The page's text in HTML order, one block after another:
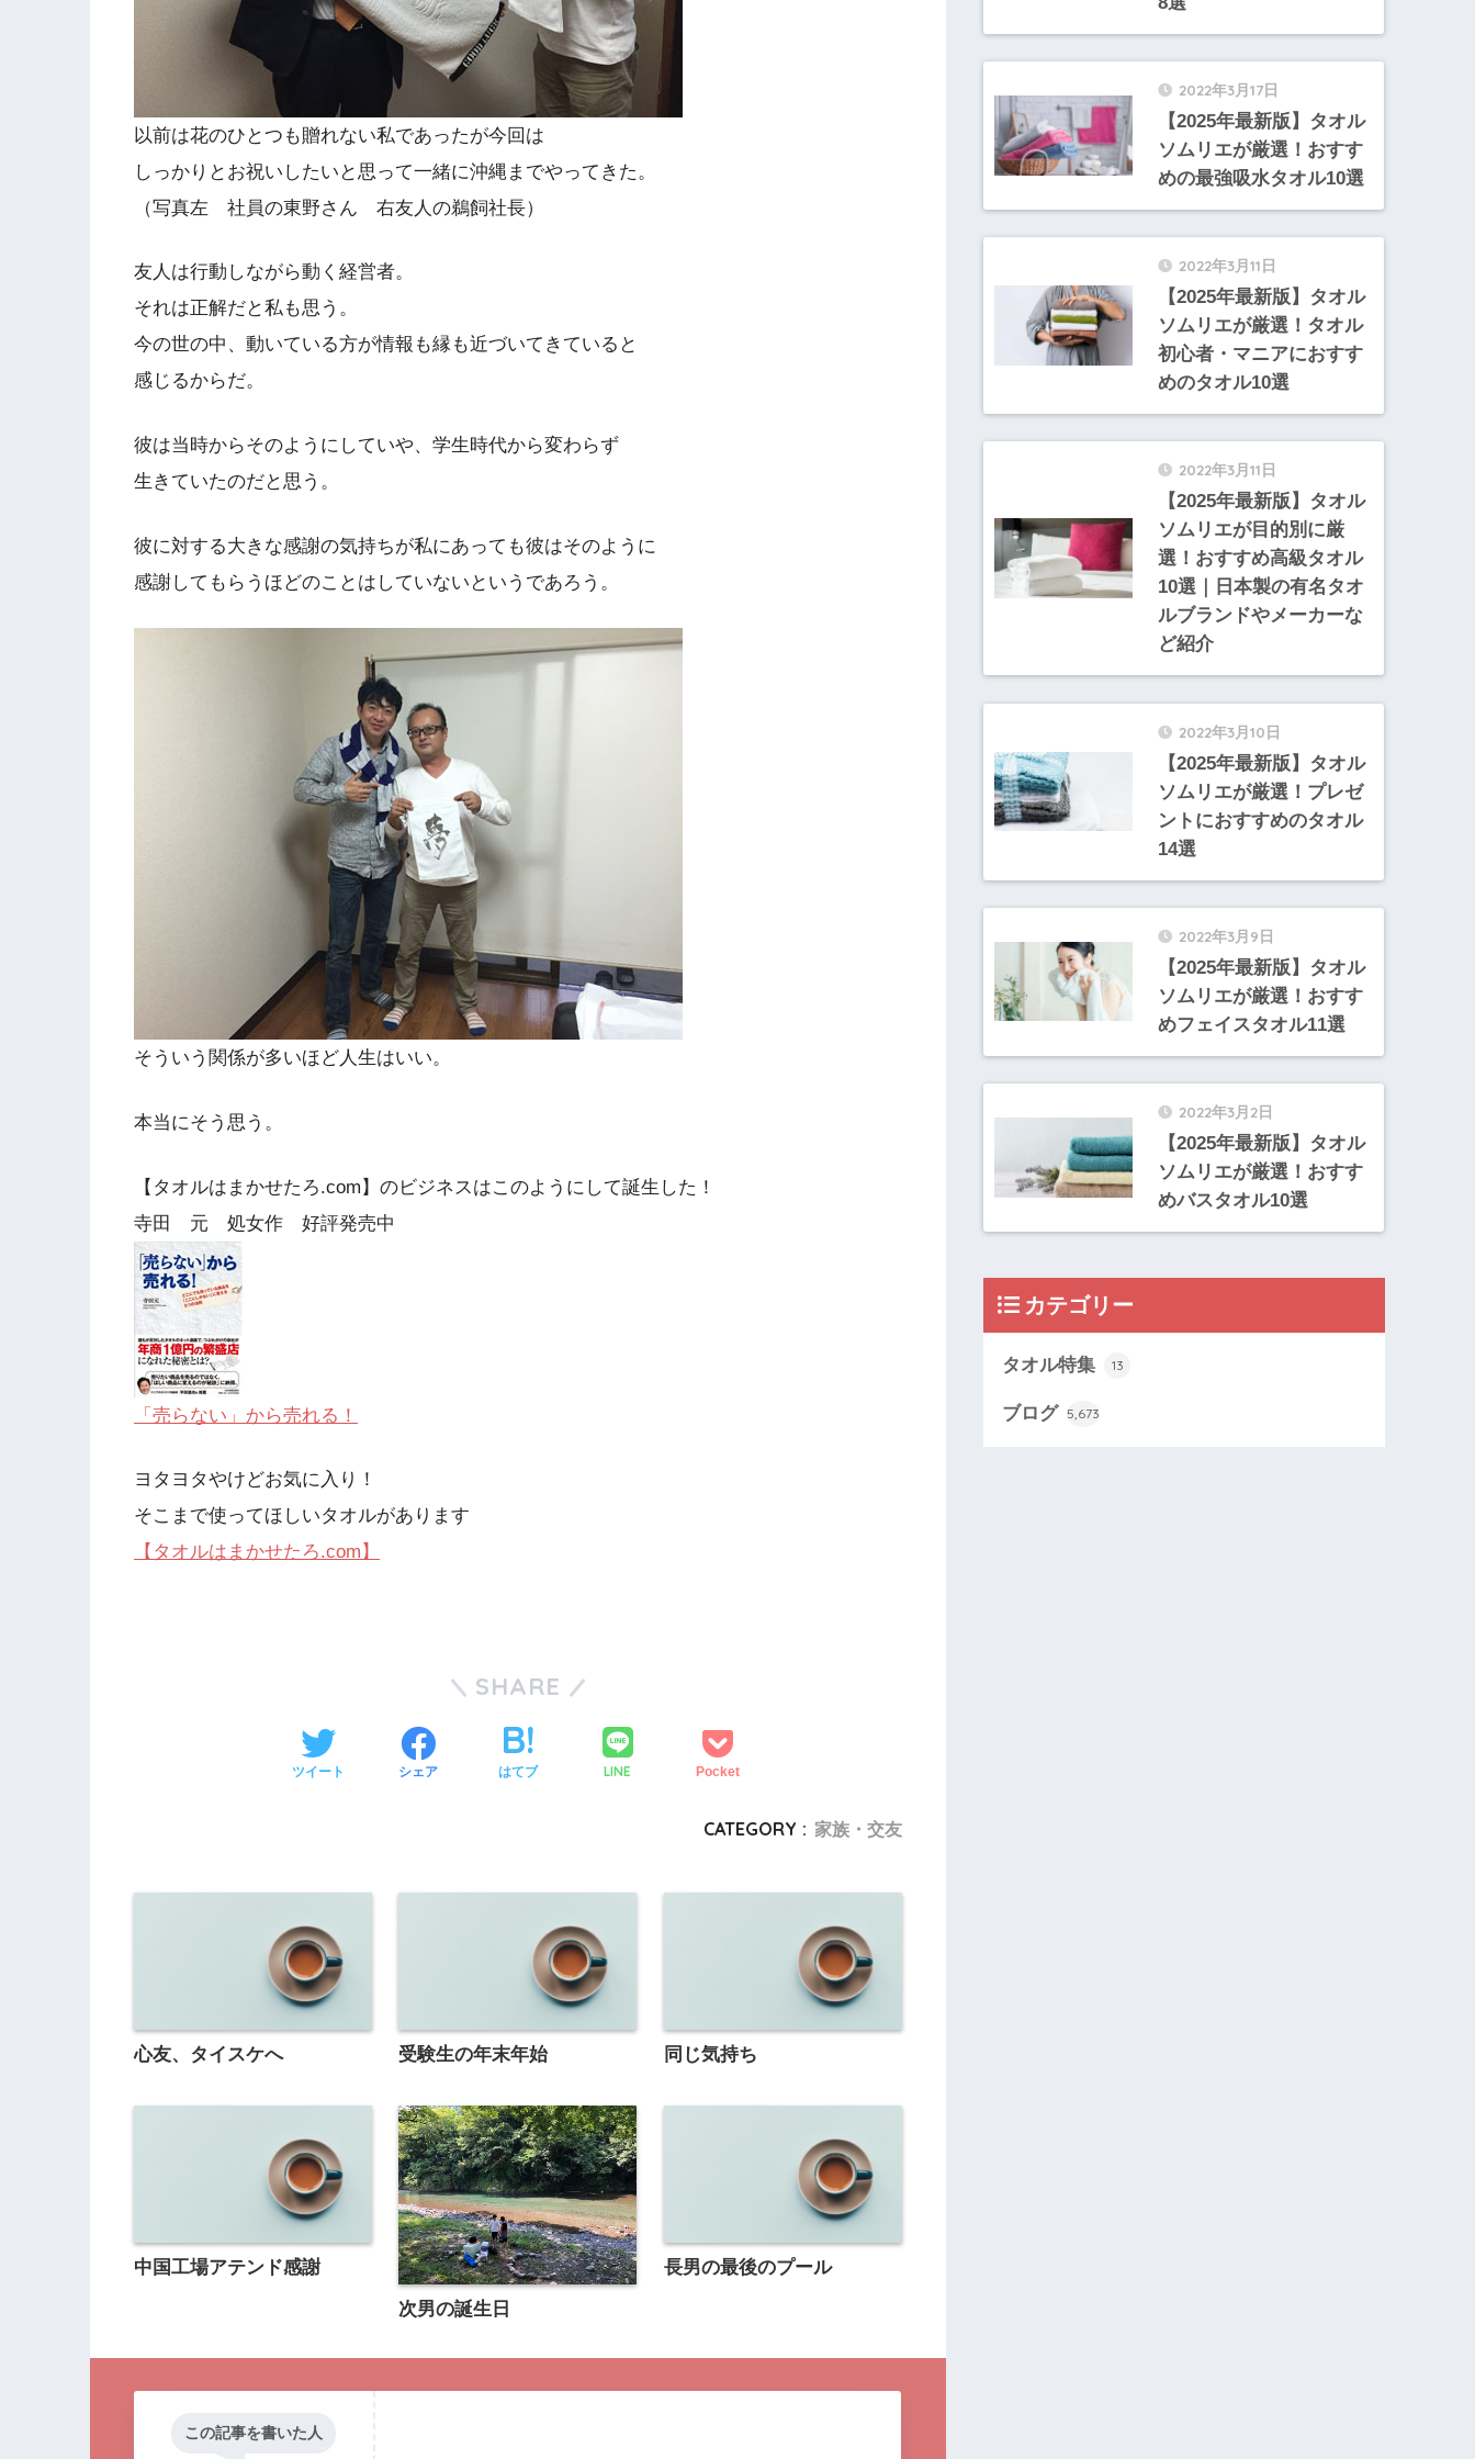
以前は花のひとつも贈れない私であったが今回は
しっかりとお祝いしたいと思って一緒に沖縄までやってきた。
（写真左 社員の東野さん 右友人の鵜飼社長）
友人は行動しながら動く経営者。
それは正解だと私も思う。
今の世の中、動いている方が情報も縁も近づいてきていると
感じるからだ。
彼は当時からそのようにしていや、学生時代から変わらず
生きていたのだと思う。
彼に対する大きな感謝の気持ちが私にあっても彼はそのように
感謝してもらうほどのことはしていないというであろう。
そういう関係が多いほど人生はいい。
本当にそう思う。
【タオルはまかせたろ.com】のビジネスはこのようにして誕生した！
寺田 元 処女作 好評発売中
「売らない」から売れる！
ヨタヨタやけどお気に入り！
そこまで使ってほしいタオルがあります
【タオルはまかせたろ.com】
SHARE
ツイート シェア はてブ LINE Pocket
CATEGORY : 家族・交友
心友、タイスケへ 受験生の年末年始 同じ気持ち
中国工場アテンド感謝
次男の誕生日
長男の最後のプール
この記事を書いた人
2022年3月17日
【2025年最新版】タオル
ソムリエが厳選！おすす
めの最強吸水タオル10選
2022年3月11日
【2025年最新版】タオル
ソムリエが厳選！タオル
初心者・マニアにおすす
めのタオル10選
2022年3月11日
【2025年最新版】タオル
ソムリエが目的別に厳
選！おすすめ高級タオル
10選｜日本製の有名タオ
ルブランドやメーカーな
ど紹介
2022年3月10日
【2025年最新版】タオル
ソムリエが厳選！プレゼ
ントにおすすめのタオル
14選
2022年3月9日
【2025年最新版】タオル
ソムリエが厳選！おすす
めフェイスタオル11選
2022年3月2日
【2025年最新版】タオル
ソムリエが厳選！おすす
めバスタオル10選
カテゴリー
タオル特集 13
ブログ 5,673